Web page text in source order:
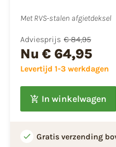
Met RVS-stalen afgietdeksel
Adviesprijs € 84,95
Nu € 64,95
Levertijd 1-3 werkdagen
In winkelwagen
Gratis verzending